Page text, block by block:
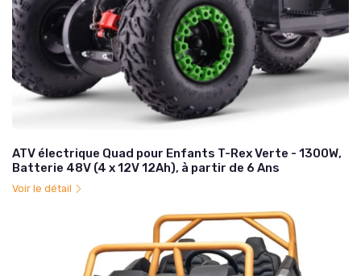
ATV électrique Quad pour Enfants T-Rex Verte - 1300W,
Batterie 48V (4 x 12V 12Ah), à partir de 6 Ans
Voir le détail